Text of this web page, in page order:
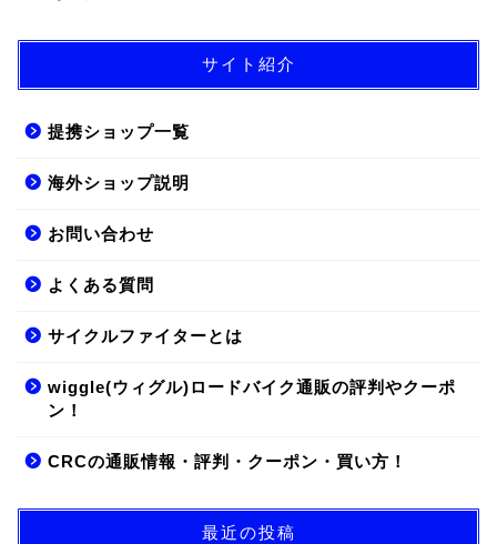
サイト紹介
提携ショップ一覧
海外ショップ説明
お問い合わせ
よくある質問
サイクルファイターとは
wiggle(ウィグル)ロードバイク通販の評判やクーポ
ン！
CRCの通販情報・評判・クーポン・買い方！
最近の投稿